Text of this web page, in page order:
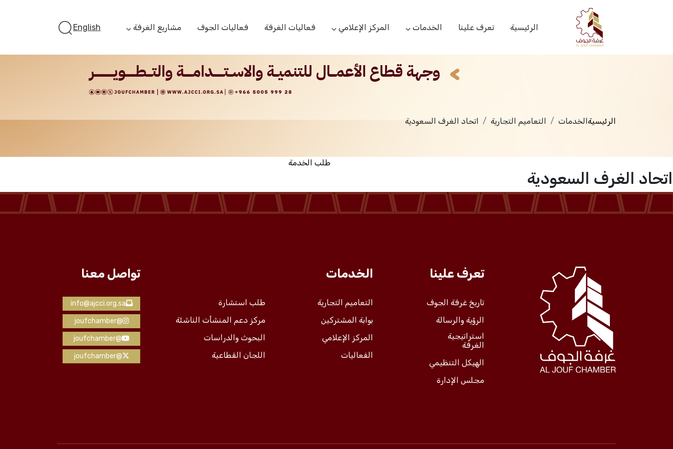
المركز الإعلامي
فعاليات الغرفة
الرئيسية تعرف علينا الخدمات
التعاميم التجارية البحوث والدراسات
بوابة المشتركين
مركز دعم المنشأت الناشئة مكتب الاحتجاج
المركز الإعلامي
الأخبار
الشعار
فعاليات الغرفة فعاليات الجوف مشاريع الغرفة
أستثمر بالجوف
الجوف ستارت أب
English
الخدمات
الرئيسيةالخدمات التعاميم التجارية اتحاد الغرف السعودية
اتحاد الغرف السعودية
طلب الخدمة
تعرف علينا
تاريخ غرفة الجوف
الرؤية والرسالة
استراتيجية
الغرفة
الهيكل التنظيمي
مجلس الإدارة
الخدمات
التعاميم التجارية
طلب استشارة
بوابة المشتركين
مركز دعم المنشأت الناشئة
المركز الإعلامي
البحوث والدراسات
الفعاليات
اللجان القطاعية
تواصل معنا
info@ajcci.org.sa
@joufchamber
@joufchamber
@joufchamber